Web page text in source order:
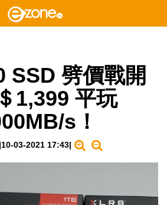
SSD 劈價戰開
1,399 平玩
s！
10-03-2021 17:43|